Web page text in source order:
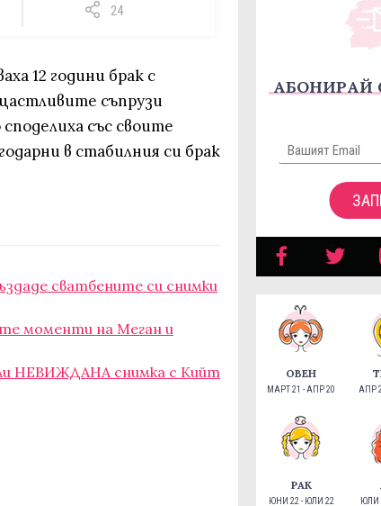
24
12 години брак с
съпрузи
със своите
в стабилния си брак
сватбените си снимки
моменти на Меган и
НЕВИЖДАНА снимка с Кийт
АБОНИРАЙ
ОВЕН
МАРТ 21 - АПР 20 АПР
РАК
ЮНИ 22 - ЮЛИ 22 ЮЛИ